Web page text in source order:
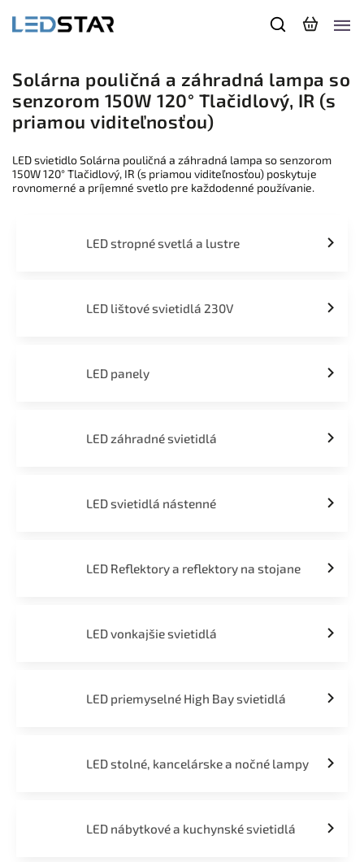
Solárna pouličná a záhradná lampa so
senzorom 150W 120° Tlačidlový, IR (s
priamou viditeľnosťou)
LED svietidlo Solárna pouličná a záhradná lampa so senzorom
150W 120° Tlačidlový, IR (s priamou viditeľnosťou) poskytuje
rovnomerné a príjemné svetlo pre každodenné používanie.
LED stropné svetlá a lustre
LED lištové svietidlá 230V
LED panely
LED záhradné svietidlá
LED svietidlá nástenné
LED Reflektory a reflektory na stojane
LED vonkajšie svietidlá
LED priemyselné High Bay svietidlá
LED stolné, kancelárske a nočné lampy
LED nábytkové a kuchynské svietidlá